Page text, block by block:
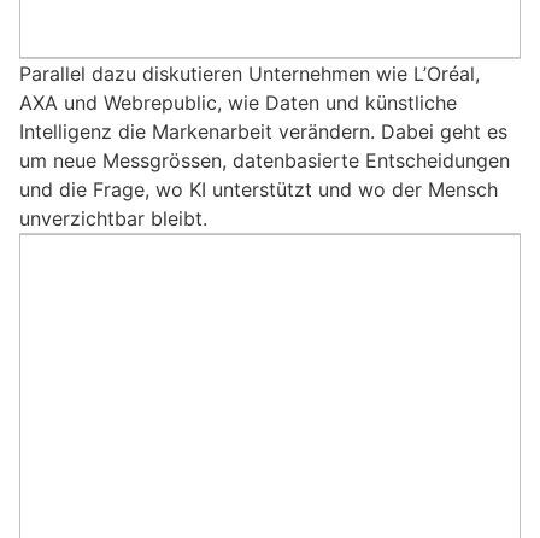
Parallel dazu diskutieren Unternehmen wie L’Oréal,
AXA und Webrepublic, wie Daten und künstliche
Intelligenz die Markenarbeit verändern. Dabei geht es
um neue Messgrössen, datenbasierte Entscheidungen
und die Frage, wo KI unterstützt und wo der Mensch
unverzichtbar bleibt.